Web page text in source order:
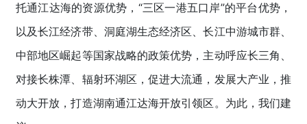
托通江达海的资源优势，“三区一港五口岸”的平台优势，
以及长江经济带、洞庭湖生态经济区、长江中游城市群、
中部地区崛起等国家战略的政策优势，主动呼应长三角、
对接长株潭、辐射环湖区，促进大流通，发展大产业，推
动大开放，打造湖南通江达海开放引领区。为此，我们建